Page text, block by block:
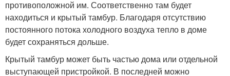
противоположной им. Соответственно там будет
находиться и крытый тамбур. Благодаря отсутствию
постоянного потока холодного воздуха тепло в доме
будет сохраняться дольше.
Крытый тамбур может быть частью дома или отдельной
выступающей пристройкой. В последней можно